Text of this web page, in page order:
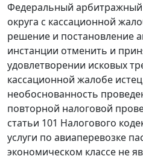
Федеральный арбитражный
округа с кассационной
решение и постановление
инстанции отменить и
удовлетворении исковых
кассационной жалобе истец
необоснованность
повторной налоговой
статьи 101 Налогового
услуги по авиаперевозке
экономическом классе не